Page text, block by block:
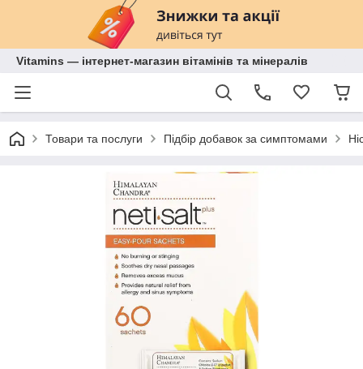
Vitamins — інтернет-магазин вітамінів та мінералів
Товари та послуги Підбір добавок за симптомами